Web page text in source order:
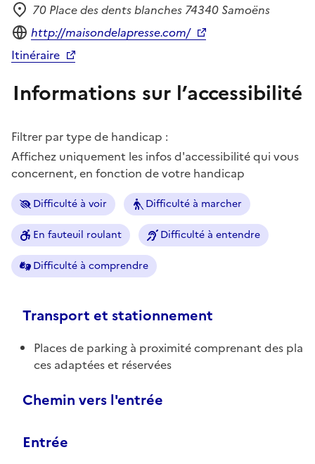
Adresse
70 Place des dents blanches 74340 Samoëns
Site internet
http://maisondelapresse.com/
Itinéraire
Informations sur l’accessibilité
Filtrer par type de handicap :
Affichez uniquement les infos d'accessibilité qui vous
concernent, en fonction de votre handicap
Difficulté à voir Difficulté à marcher
En fauteuil roulant Difficulté à entendre
Difficulté à comprendre
Transport et stationnement
Places de parking à proximité comprenant des pla
ces adaptées et réservées
Chemin vers l'entrée
Entrée